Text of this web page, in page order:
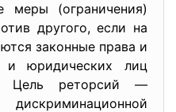
меры (ограничения)
другого, если на
законные права и
и юридических лиц
Цель реторсий —